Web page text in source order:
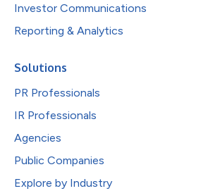
Investor Communications
Reporting & Analytics
Solutions
PR Professionals
IR Professionals
Agencies
Public Companies
Explore by Industry